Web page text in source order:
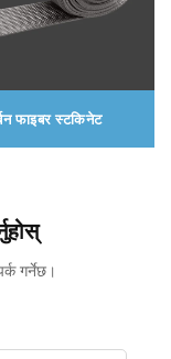
फाइबर स्टकिनेट
गर्नेछ।